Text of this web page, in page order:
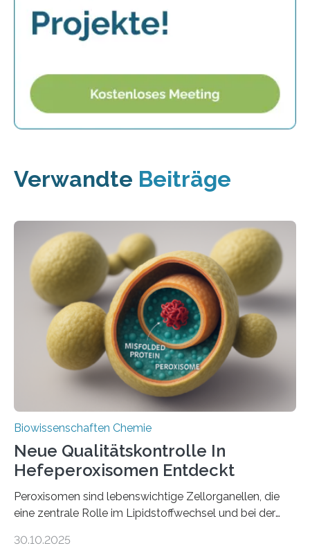
Verwandte Beiträge
Biowissenschaften Chemie
Neue Qualitätskontrolle In
Hefeperoxisomen Entdeckt
Peroxisomen sind lebenswichtige Zellorganellen, die
eine zentrale Rolle im Lipidstoffwechsel und bei der
erfüllen können, müssen zahlreiche Enzyme präzise in
30.10.2025